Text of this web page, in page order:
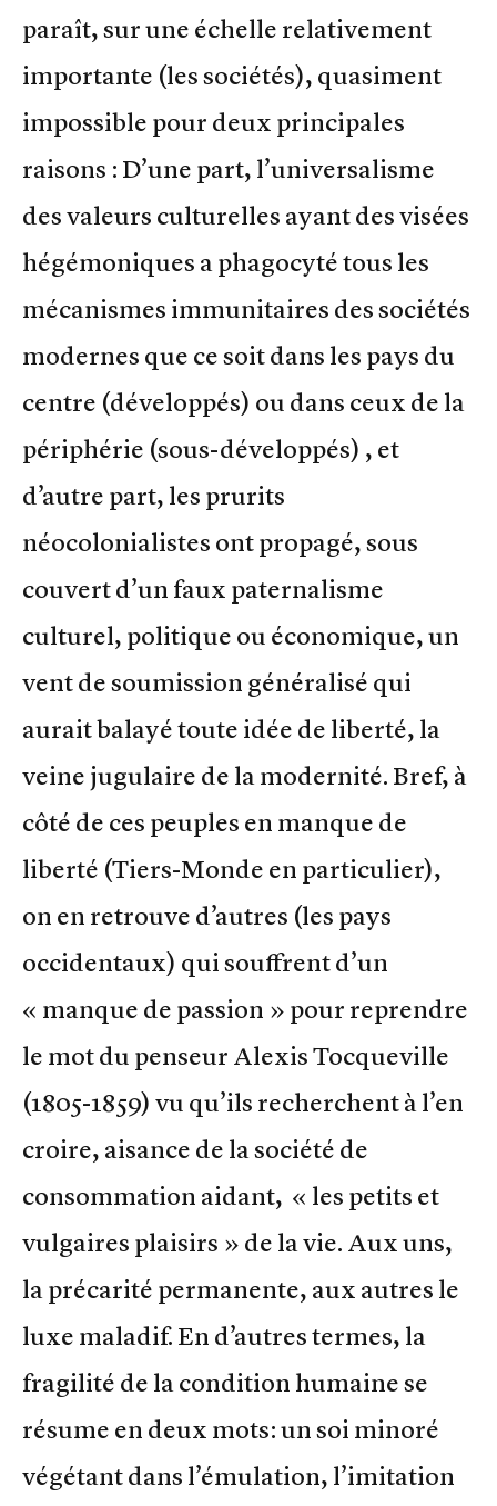
paraît, sur une échelle relativement
importante (les sociétés), quasiment
impossible pour deux principales
raisons : D’une part, l’universalisme
des valeurs culturelles ayant des visées
hégémoniques a phagocyté tous les
mécanismes immunitaires des sociétés
modernes que ce soit dans les pays du
centre (développés) ou dans ceux de la
périphérie (sous-développés) , et
d’autre part, les prurits
néocolonialistes ont propagé, sous
couvert d’un faux paternalisme
culturel, politique ou économique, un
vent de soumission généralisé qui
aurait balayé toute idée de liberté, la
veine jugulaire de la modernité. Bref, à
côté de ces peuples en manque de
liberté (Tiers-Monde en particulier),
on en retrouve d’autres (les pays
occidentaux) qui souffrent d’un
« manque de passion » pour reprendre
le mot du penseur Alexis Tocqueville
(1805-1859) vu qu’ils recherchent à l’en
croire, aisance de la société de
consommation aidant, « les petits et
vulgaires plaisirs » de la vie. Aux uns,
la précarité permanente, aux autres le
luxe maladif. En d’autres termes, la
fragilité de la condition humaine se
résume en deux mots: un soi minoré
végétant dans l’émulation, l’imitation